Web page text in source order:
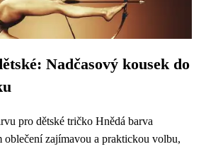
Nadčasový kousek do
pro dětské tričko Hnědá barva
oblečení zajímavou a praktickou volbu,